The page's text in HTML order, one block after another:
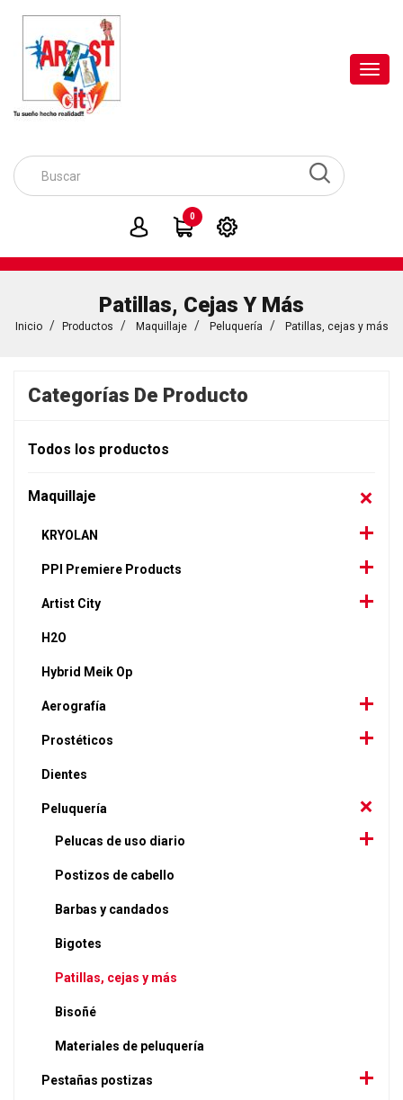
0
Patillas, Cejas Y Más
Inicio Productos Maquillaje Peluquería Patillas, cejas y más
Categorías De Producto
Todos los productos
Maquillaje
KRYOLAN
PPI Premiere Products
Artist City
H2O
Hybrid Meik Op
Aerografía
Prostéticos
Dientes
Peluquería
Pelucas de uso diario
Postizos de cabello
Barbas y candados
Bigotes
Patillas, cejas y más
Bisoñé
Materiales de peluquería
Pestañas postizas